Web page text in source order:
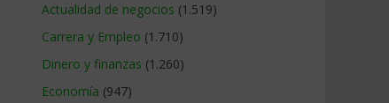
Actualidad de negocios (1.519)
Carrera y Empleo (1.710)
Dinero y finanzas (1.260)
Economía (947)